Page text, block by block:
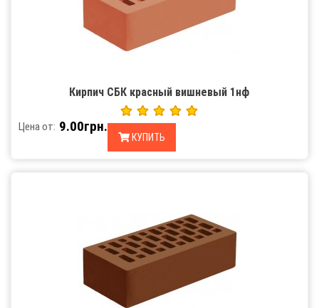
Кирпич СБК красный вишневый 1нф
Цена от: 9.00грн.
КУПИТЬ